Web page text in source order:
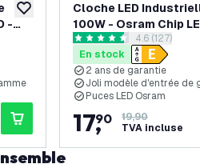
ajouter à la liste de souhaits
-
avis
Cloche LED
100W - Osram Chip
90° - 110Lm/W -
IP65 - 2 ans de
ouvrir le
4.6 étoiles de notation
4.6 (127)
En stock
2 ans de garantie
Joli modèle d'entrée de
Puces LED Osram
17,
90
19,90
TVA incluse